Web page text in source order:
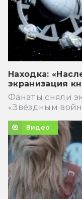
Находка:
экранизация
Фанаты сняли
«Звёздным
Видео